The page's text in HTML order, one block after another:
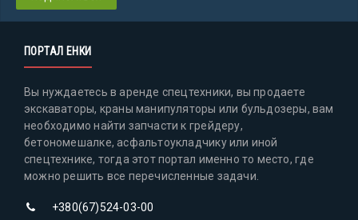
ПОРТАЛ ЕНКИ
Вы нуждаетесь в аренде спецтехники, вы продаете
экскаваторы, краны манипуляторы или бульдозеры, вам
необходимо найти запчасти к грейдеру,
бетономешалке, асфальтоукладчику или иной
спецтехнике, тогда этот портал именно то место, где
можно решить все перечисленные задачи.
+380(67)524-03-00